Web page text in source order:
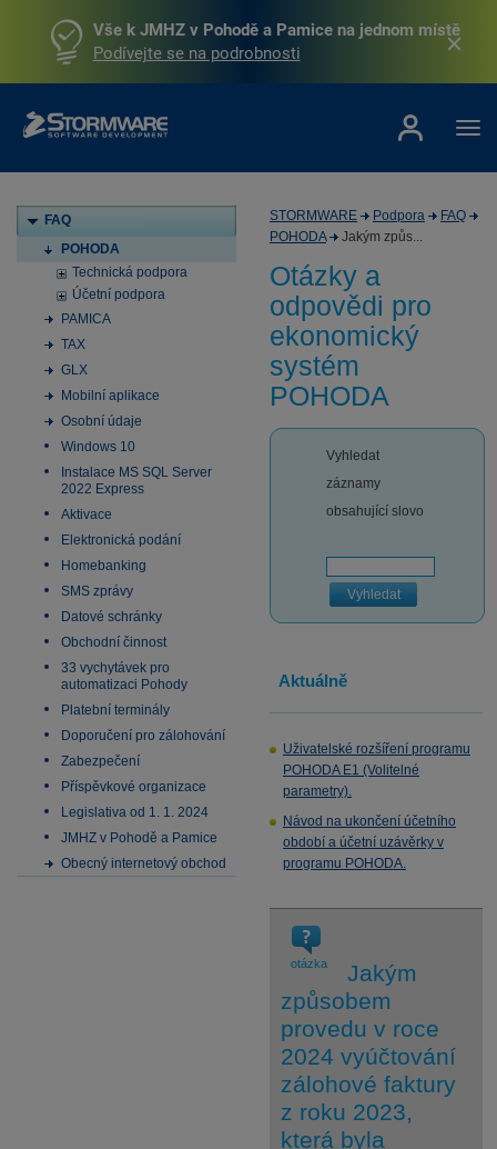
Vše k JMHZ v Pohodě a Pamice na jednom místě
Podívejte se na podrobnosti
FAQ
POHODA
Technická podpora
Účetní podpora
PAMICA
TAX
GLX
Mobilní aplikace
Osobní údaje
Windows 10
Instalace MS SQL Server
2022 Express
Aktivace
Elektronická podání
Homebanking
SMS zprávy
Datové schránky
Obchodní činnost
33 vychytávek pro
automatizaci Pohody
Platební terminály
Doporučení pro zálohování
Zabezpečení
Příspěvkové organizace
Legislativa od 1. 1. 2024
JMHZ v Pohodě a Pamice
Obecný internetový obchod
STORMWARE Podpora
FAQ
POHODA
Jakým způs...
Otázky a
odpovědi pro
ekonomický
systém
POHODA
Vyhledat
záznamy
obsahující slovo
Vyhledat
Aktuálně
Uživatelské rozšíření programu
POHODA E1 (Volitelné
parametry).
Návod na ukončení účetního
období a účetní uzávěrky v
programu POHODA.
otázka
Jakým
způsobem
provedu v roce
2024 vyúčtování
zálohové faktury
z roku 2023,
která byla